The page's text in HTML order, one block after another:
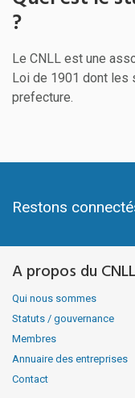
?
Le CNLL est une
Loi de 1901 dont les
prefecture.
Restons
A propos du CNLL
Qui nous sommes
Statuts / gouvernance
Membres
Annuaire des entreprises
Contact